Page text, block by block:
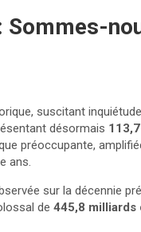
suscitant
désormais
préoccupante,
ans.
sur la décennie
de 445,8 milliards